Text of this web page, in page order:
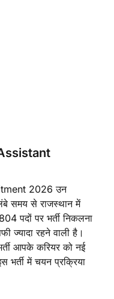
2026 उन
समय से राजस्थान में
पदों पर भर्ती निकलना
ज्यादा रहने वाली है।
आपके करियर को नई
भर्ती में चयन प्रक्रिया